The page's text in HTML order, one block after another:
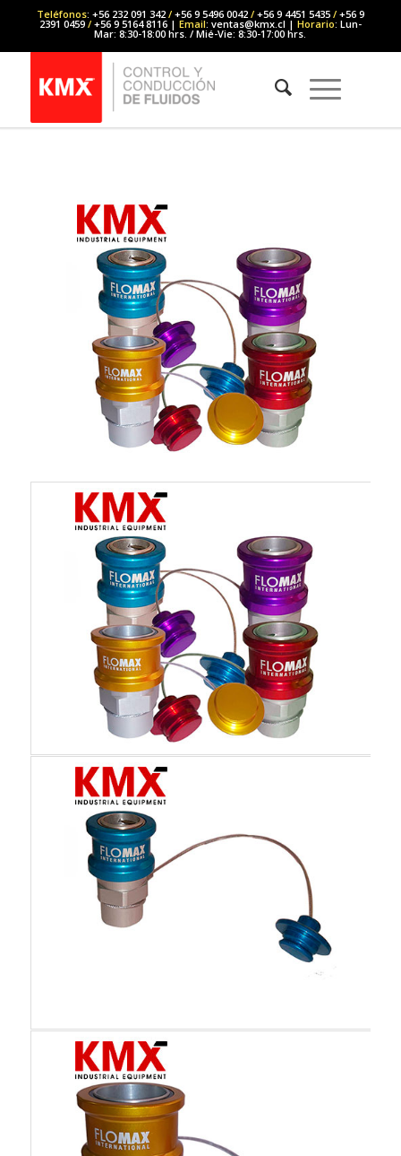
Teléfonos: +56 232 091 342 /+56 9 5496 0042 /+56 9 4451 5435 /+56 9
2391 0459 /+56 9 5164 8116 | Email: ventas@kmx.cl | Horario: Lun-
Mar: 8:30-18:00 hrs. / Mié-Vie: 8:30-17:00 hrs.